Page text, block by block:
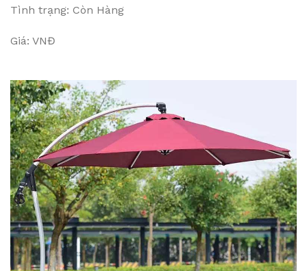
Tình trạng: Còn Hàng
Giá: VNĐ